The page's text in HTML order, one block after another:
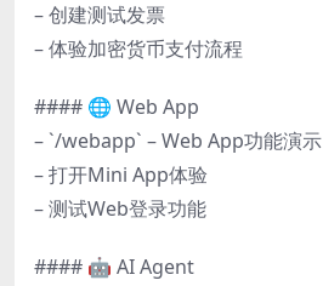
– 创建测试发票
– 体验加密货币支付流程
#### 🌐 Web App
– `/webapp` – Web App功能演示
– 打开Mini App体验
– 测试Web登录功能
#### 🤖 AI Agent